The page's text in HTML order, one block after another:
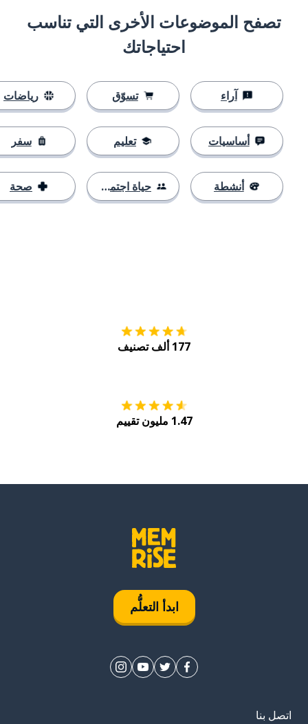
تصفح الموضوعات الأخرى التي تناسب
احتياجاتك
آراء
أساسيات
أنشطة
تسوّق
تعليم
حياة اجتماعية
رياضات
سفر
صحة
177 ألف تصنيف
1.47 مليون تقييم
ابدأ التعلُّم
اتصل بنا